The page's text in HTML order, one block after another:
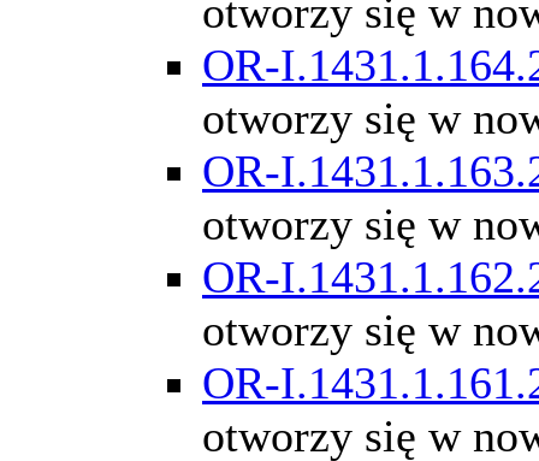
otworzy się w
OR-
otworzy się w
OR-
otworzy się w
OR-
otworzy się w
OR-
otworzy się w